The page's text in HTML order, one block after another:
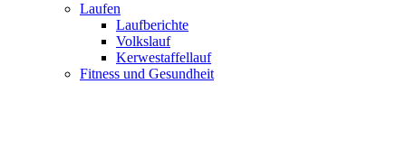
Laufen
Laufberichte
Volkslauf
Kerwestaffellauf
Fitness und Gesundheit